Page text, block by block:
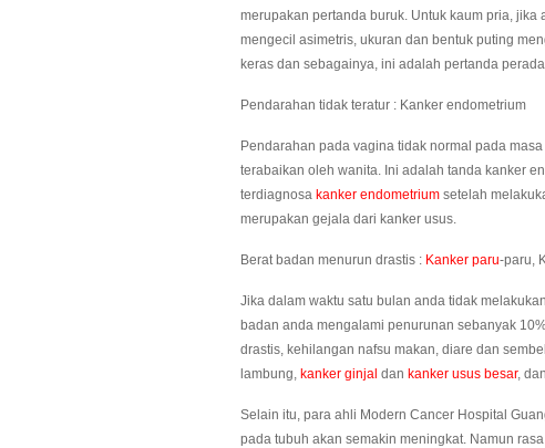
merupakan pertanda buruk. Untuk kaum pria,
mengecil asimetris, ukuran dan bentuk puting
keras dan sebagainya, ini adalah pertanda
Pendarahan tidak teratur : Kanker endometrium
Pendarahan pada vagina tidak normal pada
terabaikan oleh wanita. Ini adalah tanda kanker
terdiagnosa kanker endometrium setelah
merupakan gejala dari kanker usus.
Berat badan menurun drastis : Kanker paru-paru,
Jika dalam waktu satu bulan anda tidak
badan anda mengalami penurunan sebanyak
drastis, kehilangan nafsu makan, diare dan
lambung, kanker ginjal dan kanker usus besar,
Selain itu, para ahli Modern Cancer Hospital
pada tubuh akan semakin meningkat. Namun